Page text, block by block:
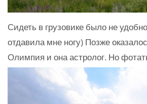
Сидеть в грузовике было не
отдавила мне ногу) Позже
Олимпия и она астролог. Но